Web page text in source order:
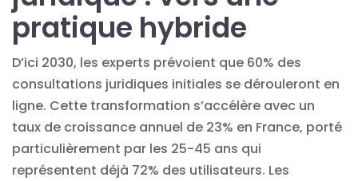
pratique hybride
D’ici 2030, les experts prévoient que 60% des
consultations juridiques initiales se dérouleront en
ligne. Cette transformation s’accélère avec un
taux de croissance annuel de 23% en France, porté
particulièrement par les 25-45 ans qui
représentent déjà 72% des utilisateurs. Les